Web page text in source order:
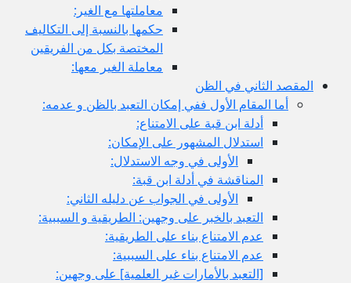
معاملتها مع الغير:
حكمها بالنسبة إلى التكاليف
المختصة بكل من الفريقين
معاملة الغير معها:
في الظن
الأول ففي إمكان التعبد بالظن و عدمه:
أدلة ابن قبة على الامتناع:
استدلال المشهور على الإمكان:
الأولى في وجه الاستدلال:
المناقشة في أدلة ابن قبة:
الأولى في الجواب عن دليله الثاني:
التعبد بالخبر على وجهين: الطريقية و السببية:
عدم الامتناع بناء على الطريقية:
عدم الامتناع بناء على السببية:
[التعبد بالأمارات غير العلمية] على وجهين: